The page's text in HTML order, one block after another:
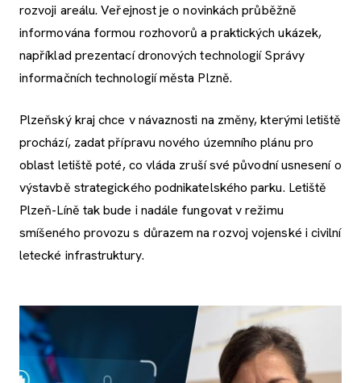
rozvoji areálu. Veřejnost je o novinkách průběžně
informována formou rozhovorů a praktických ukázek,
například prezentací dronových technologií Správy
informačních technologií města Plzně.
Plzeňský kraj chce v návaznosti na změny, kterými letiště
prochází, zadat přípravu nového územního plánu pro
oblast letiště poté, co vláda zruší své původní usnesení o
výstavbě strategického podnikatelského parku. Letiště
Plzeň-Líně tak bude i nadále fungovat v režimu
smíšeného provozu s důrazem na rozvoj vojenské i civilní
letecké infrastruktury.